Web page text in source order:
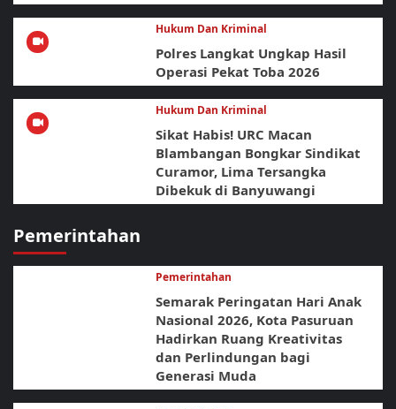
Hukum Dan Kriminal
Polres Langkat Ungkap Hasil
Operasi Pekat Toba 2026
Hukum Dan Kriminal
Sikat Habis! URC Macan
Blambangan Bongkar Sindikat
Curamor, Lima Tersangka
Dibekuk di Banyuwangi
Pemerintahan
Pemerintahan
Semarak Peringatan Hari Anak
Nasional 2026, Kota Pasuruan
Hadirkan Ruang Kreativitas
dan Perlindungan bagi
Generasi Muda